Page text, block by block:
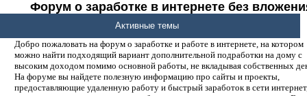
Форум о заработке в интернете без
денег.
Добро пожаловать на форум о заработке и работе в интернете, на котором
можно найти подходящий вариант дополнительной подработки на дому с
высоким доходом помимо основной работы, не вкладывая собственных
На форуме вы найдете полезную информацию про сайты и проекты,
предоставляющие удаленную работу и быстрый заработок в сети
Активные темы